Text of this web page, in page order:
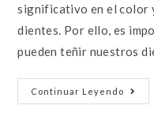
significativo en el color
dientes. Por ello, es
pueden teñir nuestros
Continuar Leyendo